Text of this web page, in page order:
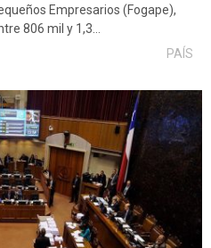
Empresarios (Fogape),
806 mil y 1,3…
PAÍS